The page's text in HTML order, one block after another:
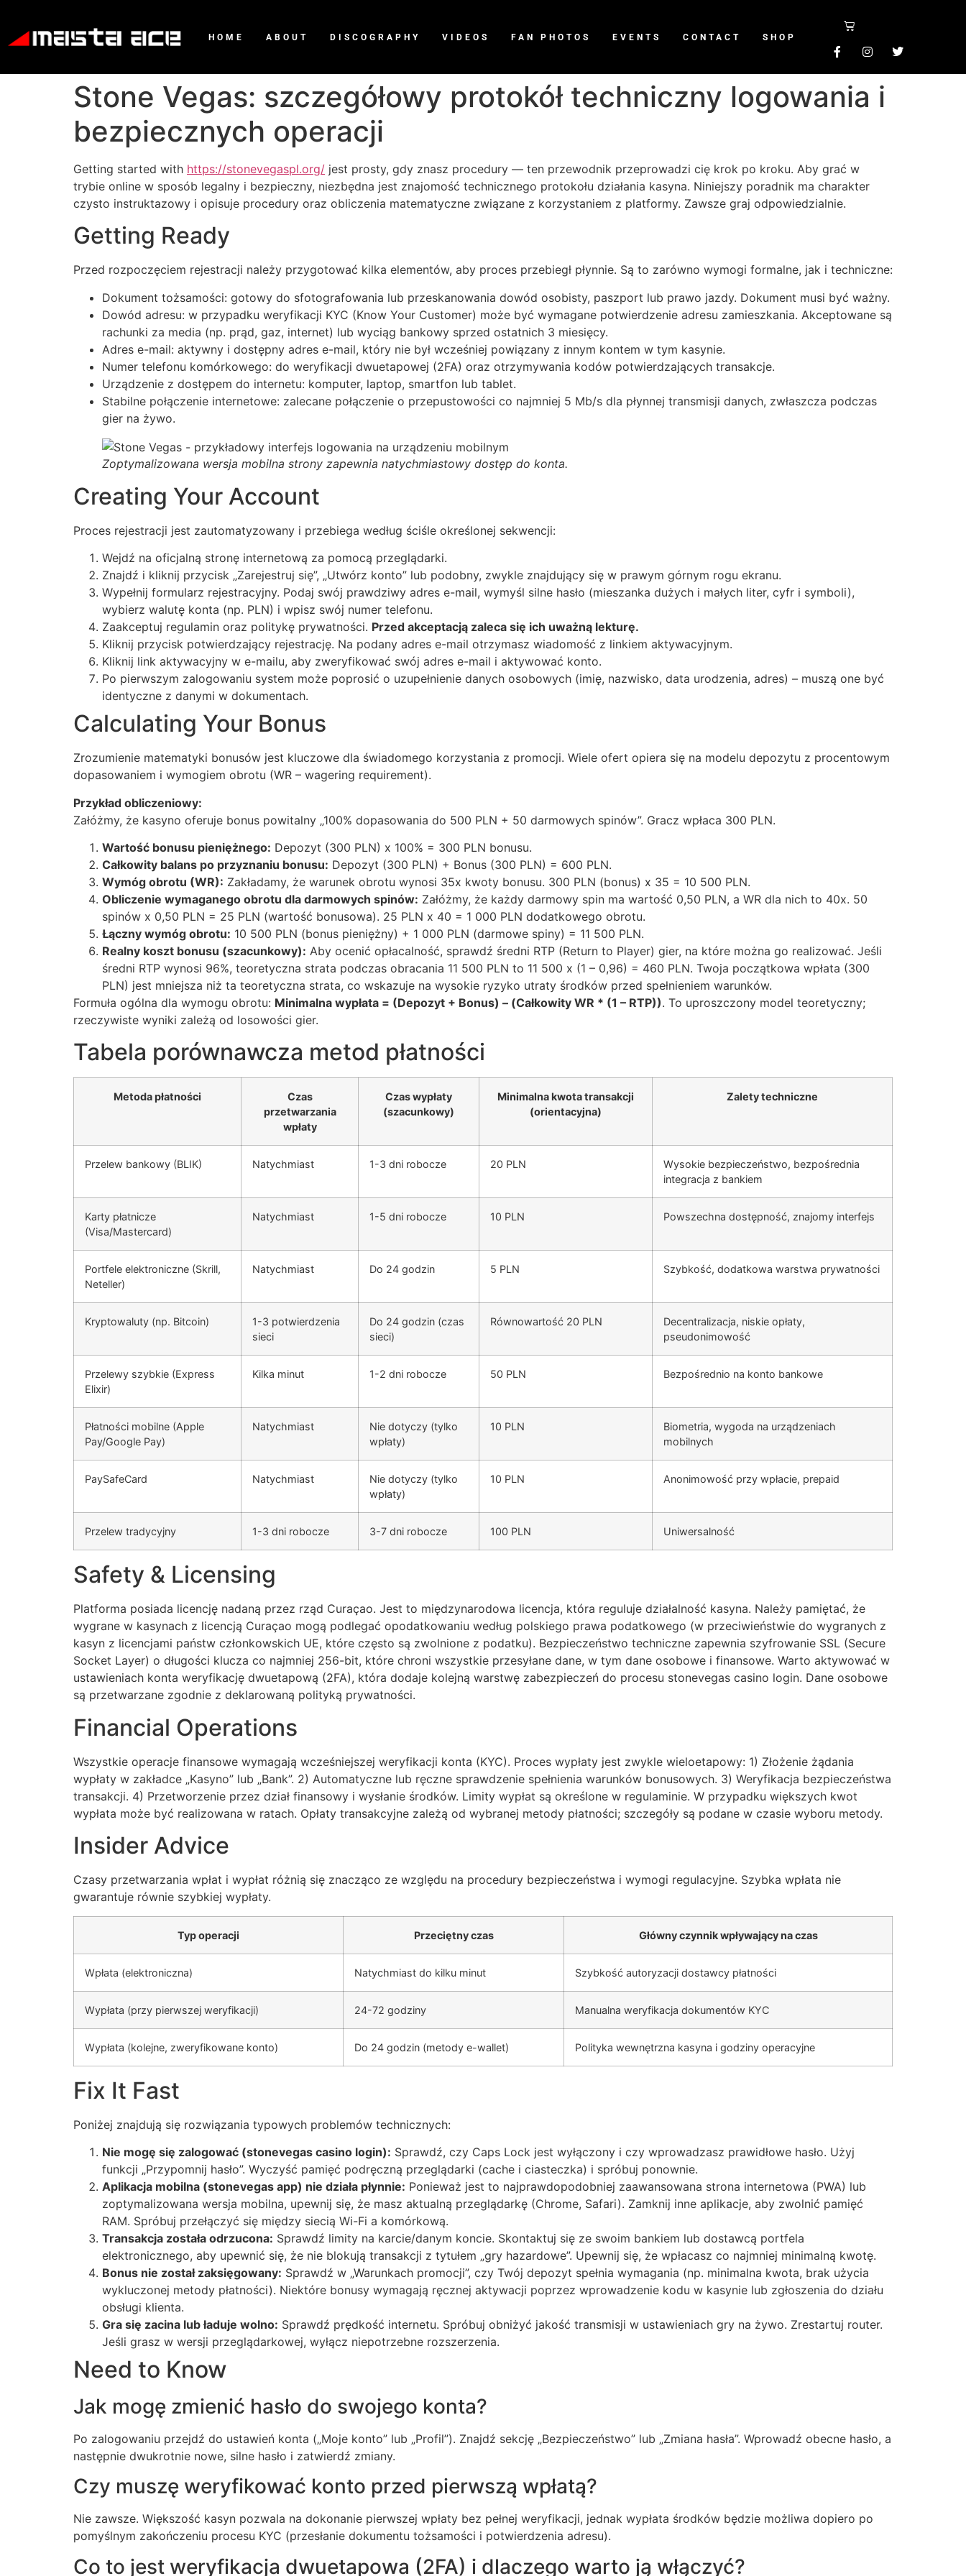
HOME ABOUT DISCOGRAPHY VIDEOS FAN PHOTOS EVENTS CONTACT SHOP
Stone Vegas: szczegółowy protokół techniczny logowania i
bezpiecznych operacji
Getting started with https://stonevegaspl.org/ jest prosty, gdy znasz procedury — ten przewodnik przeprowadzi cię krok po kroku. Aby grać w
trybie online w sposób legalny i bezpieczny, niezbędna jest znajomość technicznego protokołu działania kasyna. Niniejszy poradnik ma charakter
czysto instruktazowy i opisuje procedury oraz obliczenia matematyczne związane z korzystaniem z platformy. Zawsze graj odpowiedzialnie.
Getting Ready
Przed rozpoczęciem rejestracji należy przygotować kilka elementów, aby proces przebiegł płynnie. Są to zarówno wymogi formalne, jak i techniczne:
Dokument tożsamości: gotowy do sfotografowania lub przeskanowania dowód osobisty, paszport lub prawo jazdy. Dokument musi być ważny.
Dowód adresu: w przypadku weryfikacji KYC (Know Your Customer) może być wymagane potwierdzenie adresu zamieszkania. Akceptowane są
rachunki za media (np. prąd, gaz, internet) lub wyciąg bankowy sprzed ostatnich 3 miesięcy.
Adres e-mail: aktywny i dostępny adres e-mail, który nie był wcześniej powiązany z innym kontem w tym kasynie.
Numer telefonu komórkowego: do weryfikacji dwuetapowej (2FA) oraz otrzymywania kodów potwierdzających transakcje.
Urządzenie z dostępem do internetu: komputer, laptop, smartfon lub tablet.
Stabilne połączenie internetowe: zalecane połączenie o przepustowości co najmniej 5 Mb/s dla płynnej transmisji danych, zwłaszcza podczas
gier na żywo.
Zoptymalizowana wersja mobilna strony zapewnia natychmiastowy dostęp do konta.
Creating Your Account
Proces rejestracji jest zautomatyzowany i przebiega według ściśle określonej sekwencji:
Wejdź na oficjalną stronę internetową za pomocą przeglądarki.
Znajdź i kliknij przycisk „Zarejestruj się”, „Utwórz konto” lub podobny, zwykle znajdujący się w prawym górnym rogu ekranu.
Wypełnij formularz rejestracyjny. Podaj swój prawdziwy adres e-mail, wymyśl silne hasło (mieszanka dużych i małych liter, cyfr i symboli),
wybierz walutę konta (np. PLN) i wpisz swój numer telefonu.
Zaakceptuj regulamin oraz politykę prywatności. Przed akceptacją zaleca się ich uważną lekturę.
Kliknij przycisk potwierdzający rejestrację. Na podany adres e-mail otrzymasz wiadomość z linkiem aktywacyjnym.
Kliknij link aktywacyjny w e-mailu, aby zweryfikować swój adres e-mail i aktywować konto.
Po pierwszym zalogowaniu system może poprosić o uzupełnienie danych osobowych (imię, nazwisko, data urodzenia, adres) – muszą one być
identyczne z danymi w dokumentach.
Calculating Your Bonus
Zrozumienie matematyki bonusów jest kluczowe dla świadomego korzystania z promocji. Wiele ofert opiera się na modelu depozytu z procentowym
dopasowaniem i wymogiem obrotu (WR – wagering requirement).
Przykład obliczeniowy:
Załóżmy, że kasyno oferuje bonus powitalny „100% dopasowania do 500 PLN + 50 darmowych spinów”. Gracz wpłaca 300 PLN.
Wartość bonusu pieniężnego: Depozyt (300 PLN) x 100% = 300 PLN bonusu.
Całkowity balans po przyznaniu bonusu: Depozyt (300 PLN) + Bonus (300 PLN) = 600 PLN.
Wymóg obrotu (WR): Zakładamy, że warunek obrotu wynosi 35x kwoty bonusu. 300 PLN (bonus) x 35 = 10 500 PLN.
Obliczenie wymaganego obrotu dla darmowych spinów: Załóżmy, że każdy darmowy spin ma wartość 0,50 PLN, a WR dla nich to 40x. 50
spinów x 0,50 PLN = 25 PLN (wartość bonusowa). 25 PLN x 40 = 1 000 PLN dodatkowego obrotu.
Łączny wymóg obrotu: 10 500 PLN (bonus pieniężny) + 1 000 PLN (darmowe spiny) = 11 500 PLN.
Realny koszt bonusu (szacunkowy): Aby ocenić opłacalność, sprawdź średni RTP (Return to Player) gier, na które można go realizować. Jeśli
średni RTP wynosi 96%, teoretyczna strata podczas obracania 11 500 PLN to 11 500 x (1 – 0,96) = 460 PLN. Twoja początkowa wpłata (300
PLN) jest mniejsza niż ta teoretyczna strata, co wskazuje na wysokie ryzyko utraty środków przed spełnieniem warunków.
Formuła ogólna dla wymogu obrotu: Minimalna wypłata = (Depozyt + Bonus) – (Całkowity WR * (1 – RTP)). To uproszczony model teoretyczny;
rzeczywiste wyniki zależą od losowości gier.
Tabela porównawcza metod płatności
Metoda płatności
Czas
przetwarzania
wpłaty
Czas wypłaty
(szacunkowy)
Minimalna kwota transakcji
(orientacyjna)
Zalety techniczne
Przelew bankowy (BLIK) Natychmiast 1-3 dni robocze 20 PLN
Wysokie bezpieczeństwo, bezpośrednia
integracja z bankiem
Karty płatnicze
(Visa/Mastercard)
Natychmiast 1-5 dni robocze 10 PLN Powszechna dostępność, znajomy interfejs
Portfele elektroniczne (Skrill,
Neteller)
Natychmiast Do 24 godzin 5 PLN Szybkość, dodatkowa warstwa prywatności
Kryptowaluty (np. Bitcoin)
1-3 potwierdzenia
sieci
Do 24 godzin (czas
sieci)
Równowartość 20 PLN
Decentralizacja, niskie opłaty,
pseudonimowość
Przelewy szybkie (Express
Elixir)
Kilka minut 1-2 dni robocze 50 PLN Bezpośrednio na konto bankowe
Płatności mobilne (Apple
Pay/Google Pay)
Natychmiast
Nie dotyczy (tylko
wpłaty)
10 PLN
Biometria, wygoda na urządzeniach
mobilnych
PaySafeCard Natychmiast
Nie dotyczy (tylko
wpłaty)
10 PLN Anonimowość przy wpłacie, prepaid
Przelew tradycyjny 1-3 dni robocze 3-7 dni robocze 100 PLN Uniwersalność
Safety & Licensing
Platforma posiada licencję nadaną przez rząd Curaçao. Jest to międzynarodowa licencja, która reguluje działalność kasyna. Należy pamiętać, że
wygrane w kasynach z licencją Curaçao mogą podlegać opodatkowaniu według polskiego prawa podatkowego (w przeciwieństwie do wygranych z
kasyn z licencjami państw członkowskich UE, które często są zwolnione z podatku). Bezpieczeństwo techniczne zapewnia szyfrowanie SSL (Secure
Socket Layer) o długości klucza co najmniej 256-bit, które chroni wszystkie przesyłane dane, w tym dane osobowe i finansowe. Warto aktywować w
ustawieniach konta weryfikację dwuetapową (2FA), która dodaje kolejną warstwę zabezpieczeń do procesu stonevegas casino login. Dane osobowe
są przetwarzane zgodnie z deklarowaną polityką prywatności.
Financial Operations
Wszystkie operacje finansowe wymagają wcześniejszej weryfikacji konta (KYC). Proces wypłaty jest zwykle wieloetapowy: 1) Złożenie żądania
wypłaty w zakładce „Kasyno” lub „Bank”. 2) Automatyczne lub ręczne sprawdzenie spełnienia warunków bonusowych. 3) Weryfikacja bezpieczeństwa
transakcji. 4) Przetworzenie przez dział finansowy i wysłanie środków. Limity wypłat są określone w regulaminie. W przypadku większych kwot
wypłata może być realizowana w ratach. Opłaty transakcyjne zależą od wybranej metody płatności; szczegóły są podane w czasie wyboru metody.
Insider Advice
Czasy przetwarzania wpłat i wypłat różnią się znacząco ze względu na procedury bezpieczeństwa i wymogi regulacyjne. Szybka wpłata nie
gwarantuje równie szybkiej wypłaty.
Typ operacji Przeciętny czas Główny czynnik wpływający na czas
Wpłata (elektroniczna) Natychmiast do kilku minut Szybkość autoryzacji dostawcy płatności
Wypłata (przy pierwszej weryfikacji) 24-72 godziny Manualna weryfikacja dokumentów KYC
Wypłata (kolejne, zweryfikowane konto) Do 24 godzin (metody e-wallet) Polityka wewnętrzna kasyna i godziny operacyjne
Fix It Fast
Poniżej znajdują się rozwiązania typowych problemów technicznych:
Nie mogę się zalogować (stonevegas casino login): Sprawdź, czy Caps Lock jest wyłączony i czy wprowadzasz prawidłowe hasło. Użyj
funkcji „Przypomnij hasło”. Wyczyść pamięć podręczną przeglądarki (cache i ciasteczka) i spróbuj ponownie.
Aplikacja mobilna (stonevegas app) nie działa płynnie: Ponieważ jest to najprawdopodobniej zaawansowana strona internetowa (PWA) lub
zoptymalizowana wersja mobilna, upewnij się, że masz aktualną przeglądarkę (Chrome, Safari). Zamknij inne aplikacje, aby zwolnić pamięć
RAM. Spróbuj przełączyć się między siecią Wi-Fi a komórkową.
Transakcja została odrzucona: Sprawdź limity na karcie/danym koncie. Skontaktuj się ze swoim bankiem lub dostawcą portfela
elektronicznego, aby upewnić się, że nie blokują transakcji z tytułem „gry hazardowe”. Upewnij się, że wpłacasz co najmniej minimalną kwotę.
Bonus nie został zaksięgowany: Sprawdź w „Warunkach promocji”, czy Twój depozyt spełnia wymagania (np. minimalna kwota, brak użycia
wykluczonej metody płatności). Niektóre bonusy wymagają ręcznej aktywacji poprzez wprowadzenie kodu w kasynie lub zgłoszenia do działu
obsługi klienta.
Gra się zacina lub ładuje wolno: Sprawdź prędkość internetu. Spróbuj obniżyć jakość transmisji w ustawieniach gry na żywo. Zrestartuj router.
Jeśli grasz w wersji przeglądarkowej, wyłącz niepotrzebne rozszerzenia.
Need to Know
Jak mogę zmienić hasło do swojego konta?
Po zalogowaniu przejdź do ustawień konta („Moje konto” lub „Profil”). Znajdź sekcję „Bezpieczeństwo” lub „Zmiana hasła”. Wprowadź obecne hasło, a
następnie dwukrotnie nowe, silne hasło i zatwierdź zmiany.
Czy muszę weryfikować konto przed pierwszą wpłatą?
Nie zawsze. Większość kasyn pozwala na dokonanie pierwszej wpłaty bez pełnej weryfikacji, jednak wypłata środków będzie możliwa dopiero po
pomyślnym zakończeniu procesu KYC (przesłanie dokumentu tożsamości i potwierdzenia adresu).
Co to jest weryfikacja dwuetapowa (2FA) i dlaczego warto ją włączyć?